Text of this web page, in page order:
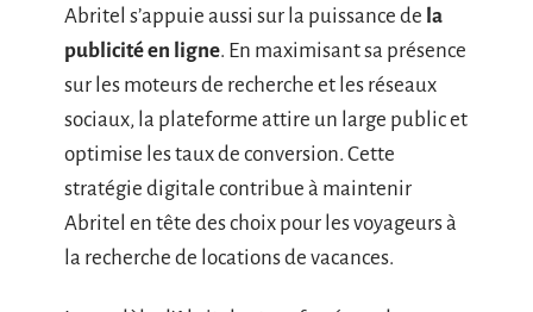
Abritel s’appuie aussi sur la puissance de la
publicité en ligne. En maximisant sa présence
sur les moteurs de recherche et les réseaux
sociaux, la plateforme attire un large public et
optimise les taux de conversion. Cette
stratégie digitale contribue à maintenir
Abritel en tête des choix pour les voyageurs à
la recherche de locations de vacances.